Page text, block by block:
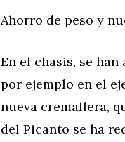
Ahorro de peso y
En el chasis, se
por ejemplo en el
nueva cremallera,
del Picanto se ha